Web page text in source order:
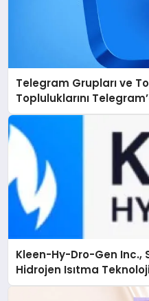
Telegram Grupları ve
Topluluklarını
Kleen-Hy-Dro-Gen Inc.,
Hidrojen Isıtma
Düzenleyici Onaylarını